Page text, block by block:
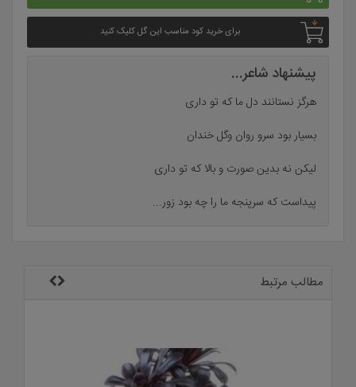
برای خرید کود مناسب این گل کلیک کنید
پیشنهاد شاعر...
هرگز نستانند دل ما که تو داری
بسیار بود سرو روان وگل خندان
لیکن نه بدین صورت و بالا که تو داری
پیداست که سرپنجه ما را چه بود زور...
مطالب مرتبط